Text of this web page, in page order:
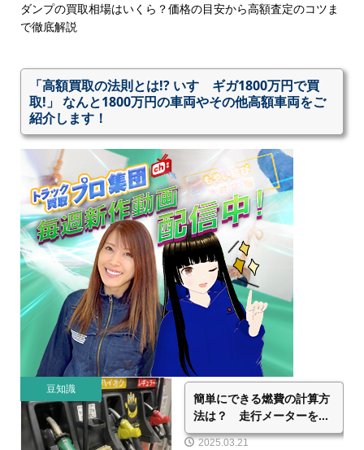
豆知識
簡単にできる燃費の計算方
法は？ 走行メーターを...
2025.03.21
ダンプの買取相場はいくら？価格の目安から高額査定のコツま
で徹底解説
「高額買取の法則とは!? いすゞギガ1800万円で買
取!」 なんと1800万円の車両やその他高額車両をご
紹介します！